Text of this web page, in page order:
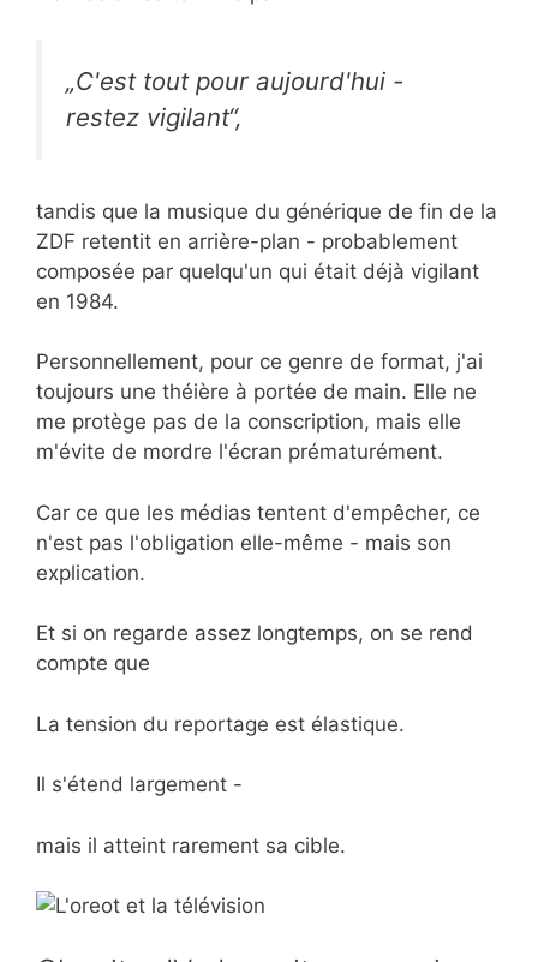
„C'est tout pour aujourd'hui -
restez vigilant“,
tandis que la musique du générique de fin de la
ZDF retentit en arrière-plan - probablement
composée par quelqu'un qui était déjà vigilant
en 1984.
Personnellement, pour ce genre de format, j'ai
toujours une théière à portée de main. Elle ne
me protège pas de la conscription, mais elle
m'évite de mordre l'écran prématurément.
Car ce que les médias tentent d'empêcher, ce
n'est pas l'obligation elle-même - mais son
explication.
Et si on regarde assez longtemps, on se rend
compte que
La tension du reportage est élastique.
Il s'étend largement -
mais il atteint rarement sa cible.